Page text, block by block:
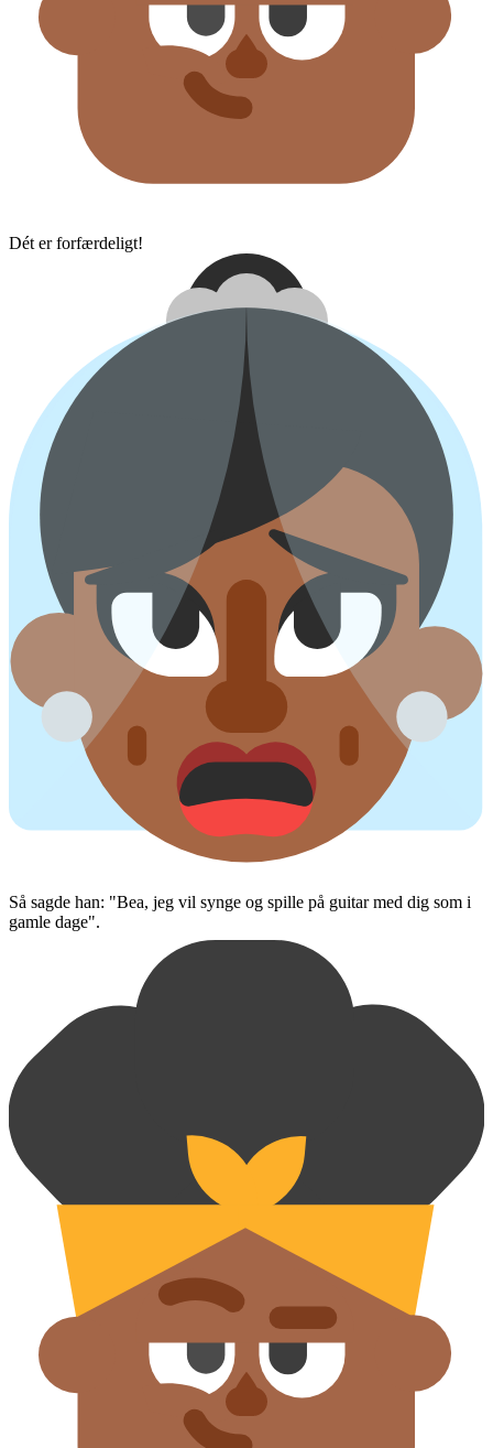
Dét er forfærdeligt!
Så sagde han: "Bea, jeg vil synge og spille på guitar med dig som i
gamle dage".